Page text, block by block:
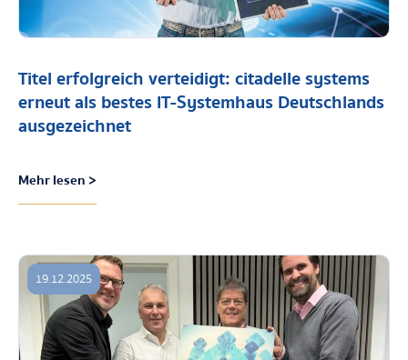
Titel erfolgreich verteidigt: citadelle systems
erneut als bestes IT-Systemhaus Deutschlands
ausgezeichnet
Mehr lesen >
19.12.2025